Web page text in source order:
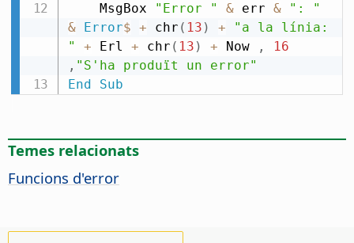
    MsgBox
"Error " & err &
": "
&
Error$ + chr ( 13 ) +
"a la línia:
"
+ Erl + chr ( 13 ) + Now ,
16
, "S'ha produït un error"
End
Sub
Temes relacionats
Funcions d'error